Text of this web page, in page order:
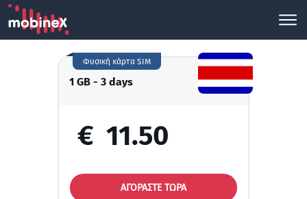
1 GB - 3 days
Φυσική κάρτα SIM
€ 11.50
ΑΓΟΡΑΣΤΕ ΤΩΡΑ